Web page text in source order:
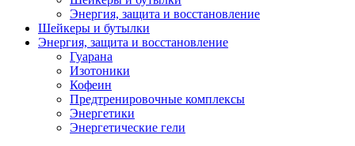
Энергия, защита и восстановление
Шейкеры и бутылки
Энергия, защита и восстановление
Гуарана
Изотоники
Кофеин
Предтренировочные комплексы
Энергетики
Энергетические гели